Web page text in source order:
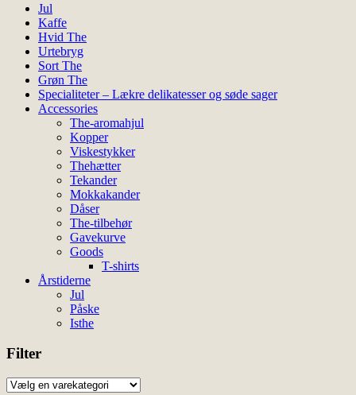
Jul
Kaffe
Hvid The
Urtebryg
Sort The
Grøn The
Specialiteter – Lækre delikatesser og søde sager
Accessories
The-aromahjul
Kopper
Viskestykker
Thehætter
Tekander
Mokkakander
Dåser
The-tilbehør
Gavekurve
Goods
T-shirts
Årstiderne
Jul
Påske
Isthe
Filter